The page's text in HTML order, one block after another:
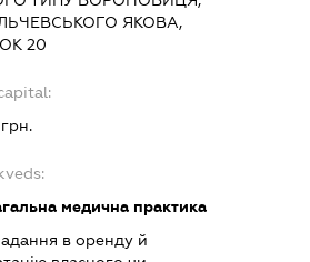
ЯКОВА,
20
медична практика
в оренду й